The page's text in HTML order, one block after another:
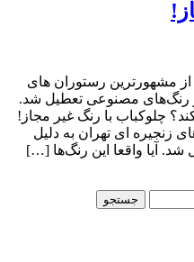
مشهورترین رستوران های
از رنگ‌های مصنوعی تعطیل شد.
چلوكباب با رنگ غیر مجاز!
زنجیره ای تهران به دلیل
آیا واقعا این رنگ‌ها […]